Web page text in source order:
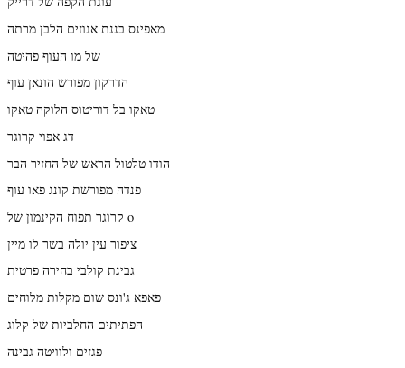
מאפינס בננת אגוזים הלבן מרתה
של מו העוף פהיטה
הדרקון מפורש הונאן עוף
טאקו בל דוריטוס הלוקה טאקו
דג אפוי קרוגר
הודו טלטול הראש של החזיר הבר
פנדה מפורשת קונג פאו עוף
קרוגר תפוח הקינמון של o
ציפור עין יולה בשר לו מיין
גבינת קולבי בחירה פרטית
פאפא ג'ונס שום מקלות מלוחים
הפתיתים החלביות של קלוג
פגזים ולוויטה גבינה